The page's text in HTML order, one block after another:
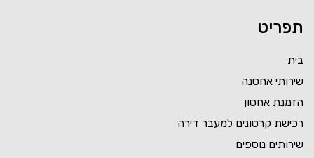
תפריט
בית
שירותי אחסנה
הזמנת אחסון
רכישת קרטונים למעבר דירה
שירותים נוספים